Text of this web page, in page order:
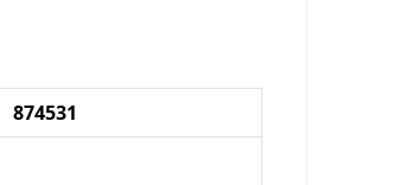
874531